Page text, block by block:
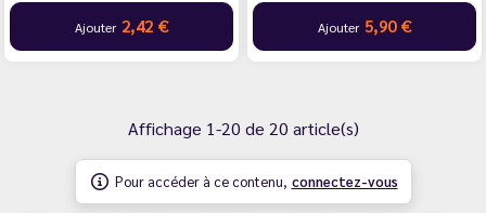
Ajouter 2,42 € Ajouter 5,90 €
Affichage 1-20 de 20 article(s)
Pour accéder à ce contenu, connectez-vous